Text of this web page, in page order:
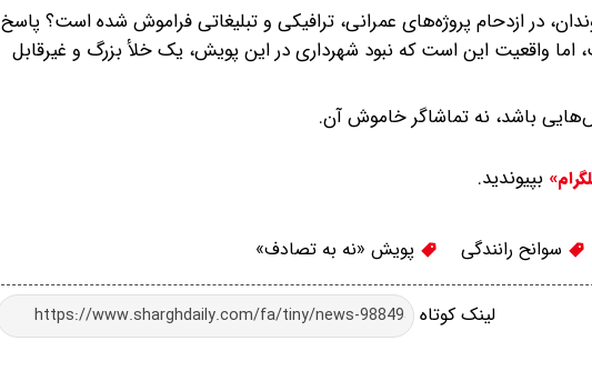
در ازدحام پروژه‌های عمرانی، ترافیکی و تبلیغاتی فراموش شده است؟ پاسخ
اما واقعیت این است که نبود شهرداری در این پویش، یک خلأ بزرگ و غیرقابل
باشد، نه تماشاگر خاموش آن.
بپیوندید.
سوانح رانندگی پویش «نه به تصادف»
لینک کوتاه